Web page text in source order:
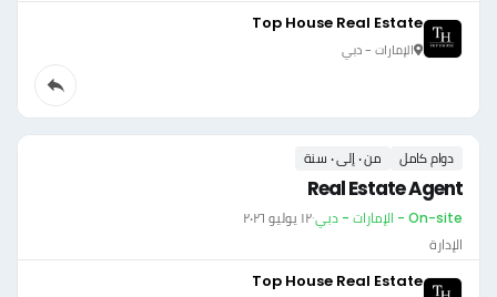
Top House Real Estate
الإمارات - دبي
دوام كامل من ٠ إلى ٠ سنة
Real Estate Agent
On-site - الإمارات - دبي ·١٢ يوليو ٢٠٢٦
الإدارة
Top House Real Estate